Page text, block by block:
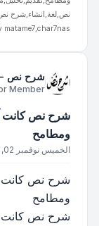
matame7,char7nas,
شرح نص - char7nas
Member
ومطامح
الخميس نوفمبر 02, 2017 12:44 am
ومطامح